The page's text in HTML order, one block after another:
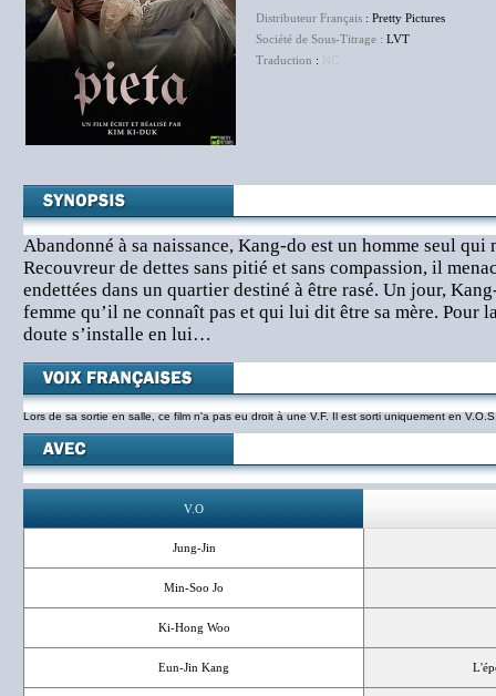
Distributeur Français : Pretty Pictures
Société de Sous-Titrage : LVT
Traduction : NC
Abandonné à sa naissance, Kang-do est un homme seul
Recouvreur de dettes sans pitié et sans compassion, il
endettées dans un quartier destiné à être rasé. Un jour,
femme qu’il ne connaît pas et qui lui dit être sa mère. Pour
doute s’installe en lui…
Lors de sa sortie en salle, ce film n'a pas eu droit à une V.F. Il est sorti uniquement en
V.O
Jung-Jin
Min-Soo Jo
Ki-Hong Woo
Eun-Jin Kang